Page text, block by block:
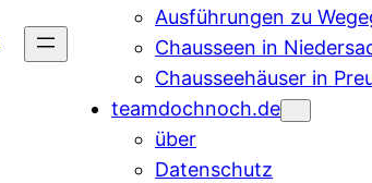
Ausführungen zu
Chausseen in
Chausseehäuser in
teamdochnoch.de
über
Datenschutz